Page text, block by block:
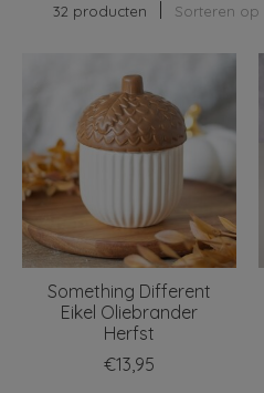
32 producten Sorteren op
Something Different
Eikel Oliebrander
Herfst
€13,95